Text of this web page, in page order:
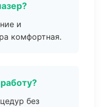
и
комфортная.
без